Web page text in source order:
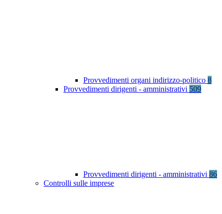
Provvedimenti organi indirizzo-politico 8
Provvedimenti dirigenti - amministrativi 509
Provvedimenti dirigenti - amministrativi 86
Controlli sulle imprese